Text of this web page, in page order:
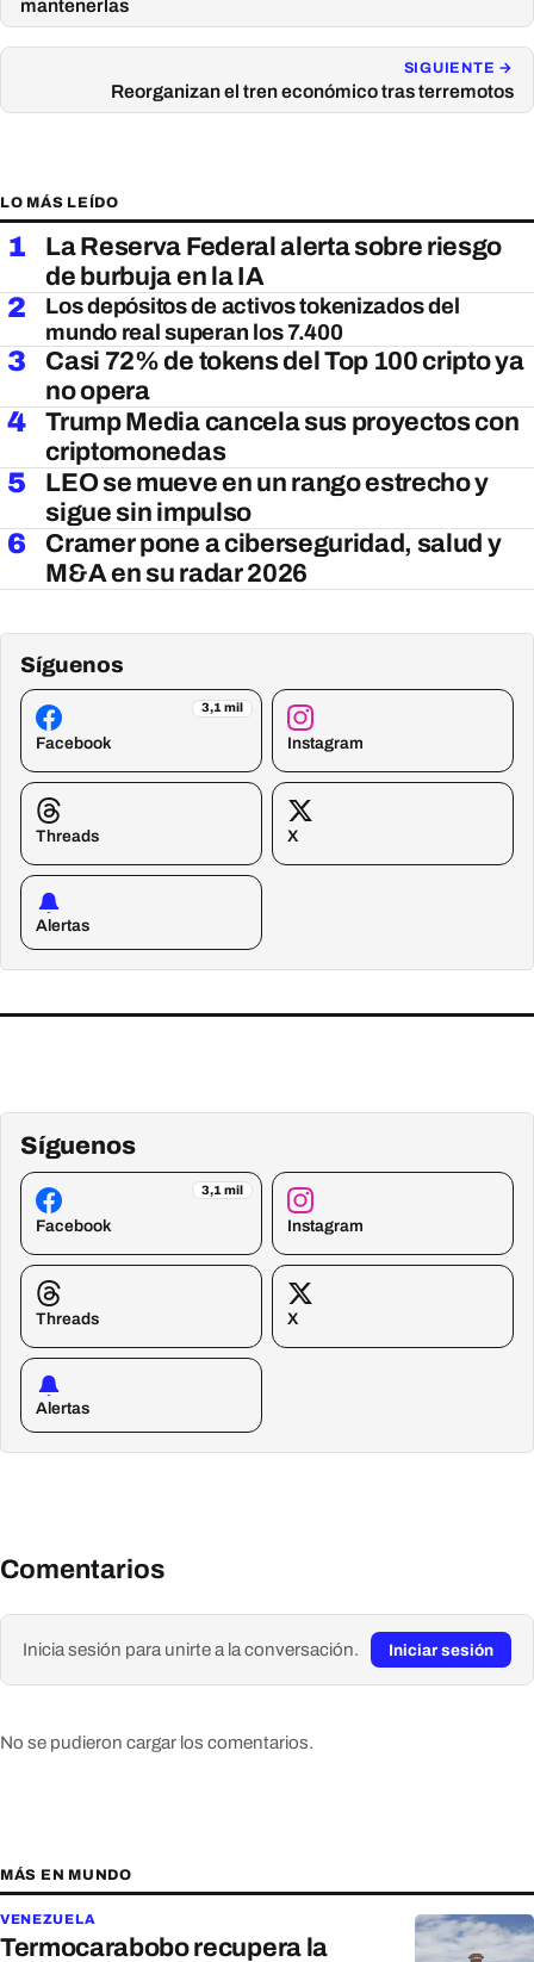
mantenerlas
SIGUIENTE →
Reorganizan el tren económico tras terremotos
LO MÁS LEÍDO
1
La Reserva Federal alerta sobre riesgo
de burbuja en la IA
2
Los depósitos de activos tokenizados del
mundo real superan los 7.400
3
Casi 72% de tokens del Top 100 cripto ya
no opera
4
Trump Media cancela sus proyectos con
criptomonedas
5
LEO se mueve en un rango estrecho y
sigue sin impulso
6
Cramer pone a ciberseguridad, salud y
M&A en su radar 2026
Síguenos
3,1 mil
Facebook Instagram
Threads X
Alertas
Síguenos
3,1 mil
Facebook Instagram
Threads X
Alertas
Comentarios
Inicia sesión para unirte a la conversación. Iniciar sesión
No se pudieron cargar los comentarios.
MÁS EN MUNDO
VENEZUELA
Termocarabobo recupera la